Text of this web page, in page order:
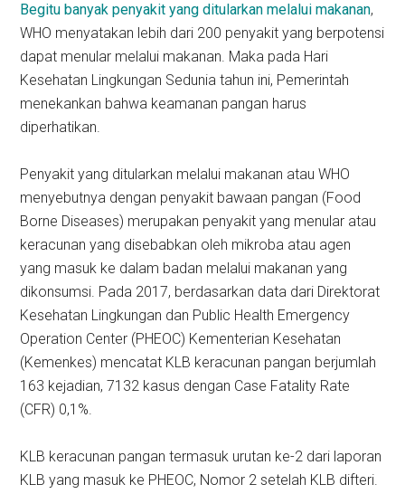
Begitu banyak penyakit yang ditularkan melalui makanan,
WHO menyatakan lebih dari 200 penyakit yang berpotensi
dapat menular melalui makanan. Maka pada Hari
Kesehatan Lingkungan Sedunia tahun ini, Pemerintah
menekankan bahwa keamanan pangan harus
diperhatikan.
Penyakit yang ditularkan melalui makanan atau WHO
menyebutnya dengan penyakit bawaan pangan (Food
Borne Diseases) merupakan penyakit yang menular atau
keracunan yang disebabkan oleh mikroba atau agen
yang masuk ke dalam badan melalui makanan yang
dikonsumsi. Pada 2017, berdasarkan data dari Direktorat
Kesehatan Lingkungan dan Public Health Emergency
Operation Center (PHEOC) Kementerian Kesehatan
(Kemenkes) mencatat KLB keracunan pangan berjumlah
163 kejadian, 7132 kasus dengan Case Fatality Rate
(CFR) 0,1%.
KLB keracunan pangan termasuk urutan ke-2 dari laporan
KLB yang masuk ke PHEOC, Nomor 2 setelah KLB difteri.